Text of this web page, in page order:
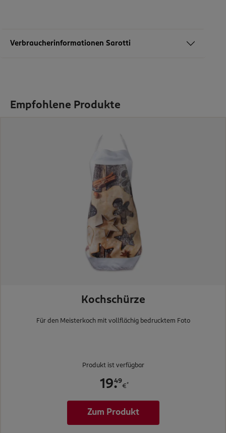
Verbraucherinformationen Sarotti
Empfohlene Produkte
Kochschürze
Für den Meisterkoch mit vollflächig bedrucktem Foto
Produkt ist verfügbar
19.
49
€*
Zum Produkt